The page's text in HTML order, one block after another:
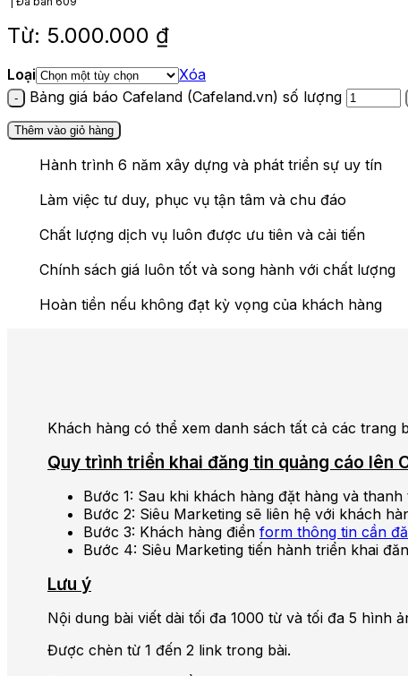
Từ: 5.000.000 ₫
Loại
Xóa
Bảng giá báo Cafeland (Cafeland.vn) số lượng
Thêm vào giỏ hàng
Hành trình 6 năm xây dựng và phát triển sự uy tín
Làm việc tư duy, phục vụ tận tâm và chu đáo
Chất lượng dịch vụ luôn được ưu tiên và cải tiến
Chính sách giá luôn tốt và song hành với chất lượng
Hoàn tiền nếu không đạt kỳ vọng của khách hàng
Khách hàng có thể xem danh sách tất cả các trang
Quy trình triển khai đăng tin quảng cáo lên
Bước 1: Sau khi khách hàng đặt hàng và thanh
Bước 2: Siêu Marketing sẽ liên hệ với khách
Bước 3: Khách hàng điền form thông tin cần
Bước 4: Siêu Marketing tiến hành triển khai
Lưu ý
Nội dung bài viết dài tối đa 1000 từ và tối đa 5 hình
Được chèn từ 1 đến 2 link trong bài.